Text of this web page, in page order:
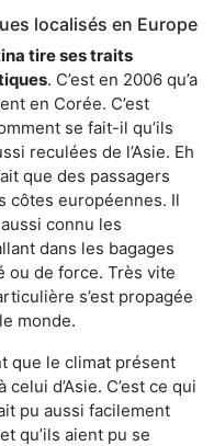
localisés en Europe
tire ses traits
. C’est en 2006 qu’a
en Corée. C’est
se fait-il qu’ils
reculées de l’Asie. Eh
que des passagers
côtes européennes. Il
connu les
dans les bagages
ou de force. Très vite
s’est propagée
monde.
que le climat présent
d’Asie. C’est ce qui
pu aussi facilement
qu’ils aient pu se